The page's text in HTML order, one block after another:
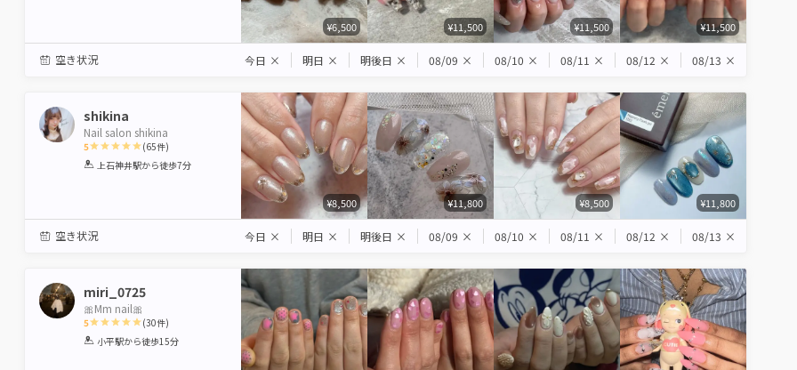
¥6,500 ¥11,500 ¥11,500 ¥11,500
空き状況 今日 × 明日 × 明後日 × 08/09 × 08/10 × 08/11 × 08/12 × 08/13 ×
shikina
Nail salon shikina
5
1 2 3 4 5
(65件)
上石神井駅から徒歩7分
¥8,500 ¥11,800 ¥8,500 ¥11,800
空き状況 今日 × 明日 × 明後日 × 08/09 × 08/10 × 08/11 × 08/12 × 08/13 ×
miri_0725
🎀Mm nail🎀
5
1 2 3 4 5
(30件)
小平駅から徒歩15分